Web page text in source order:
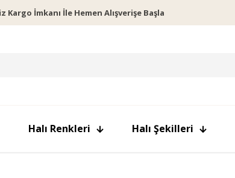
Kargo İmkanı İle Hemen Alışverişe Başla
Halı Renkleri Halı Şekilleri